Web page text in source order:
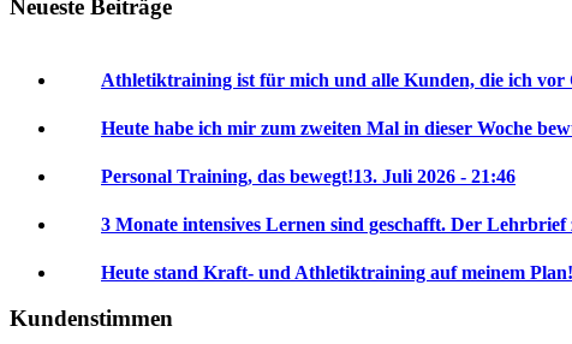
Neueste Beiträge
Athletiktraining ist für mich und alle Kunden, die ich
Heute habe ich mir zum zweiten Mal in dieser Woche
Personal Training, das bewegt!13. Juli 2026 - 21:46
3 Monate intensives Lernen sind geschafft. Der
Heute stand Kraft- und Athletiktraining auf meinem Plan!
Kundenstimmen